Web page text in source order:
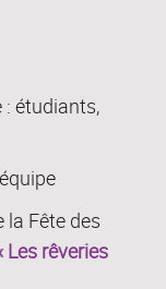
étudiants,
la Fête des
Les rêveries